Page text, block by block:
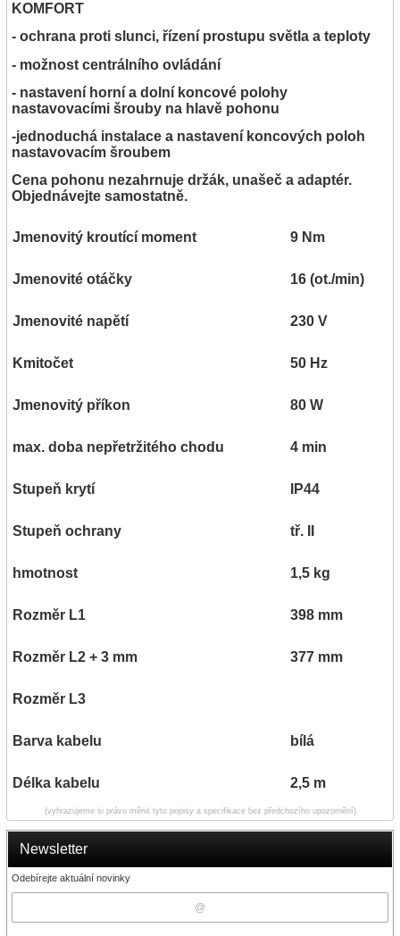
Newsletter
Odebírejte aktuální novinky
KOMFORT
- ochrana proti slunci, řízení prostupu světla a teploty
- možnost centrálního ovládání
- nastavení horní a dolní koncové polohy
nastavovacími šrouby na hlavě pohonu
-jednoduchá instalace a nastavení koncových poloh
nastavovacím šroubem
Cena pohonu nezahrnuje držák, unašeč a adaptér.
Objednávejte samostatně.
Jmenovitý kroutící moment 9 Nm
Jmenovité otáčky 16 (ot./min)
Jmenovité napětí 230 V
Kmitočet 50 Hz
Jmenovitý příkon 80 W
max. doba nepřetržitého chodu 4 min
Stupeň krytí IP44
Stupeň ochrany tř. II
hmotnost 1,5 kg
Rozměr L1 398 mm
Rozměr L2 + 3 mm 377 mm
Rozměr L3
Barva kabelu bílá
Délka kabelu 2,5 m
(vyhrazujeme si právo měnit tyto popisy a specifikace bez předchozího upozornění)